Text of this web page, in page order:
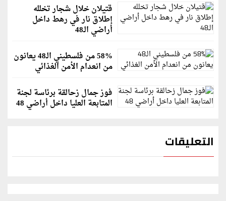
قتيلان خلال شجار تخلله
إطلاق نار في رهط داخل
أراضي الـ48
58% من فلسطيني الـ48 يعانون
من انعدام الأمن الغذائي
فوز جمال زحالقة برئاسة لجنة
المتابعة العليا داخل أراضي 48
التعليقات